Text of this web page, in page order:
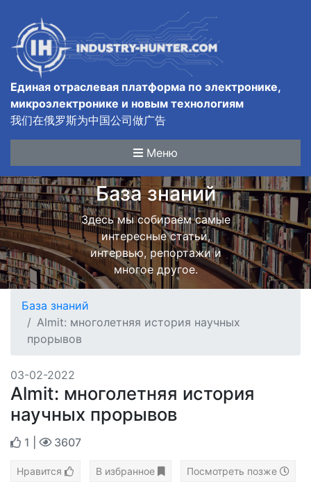
Единая отраслевая платформа по электронике,
микроэлектронике и новым технологиям
我们在俄罗斯为中国公司做广告
Меню
База знаний
Здесь мы собираем самые
интересные статьи,
интервью, репортажи и
многое другое.
База знаний
Almit: многолетняя история научных
прорывов
03-02-2022
Almit: многолетняя история
научных прорывов
1 3607
Нравится В избранное Посмотреть позже